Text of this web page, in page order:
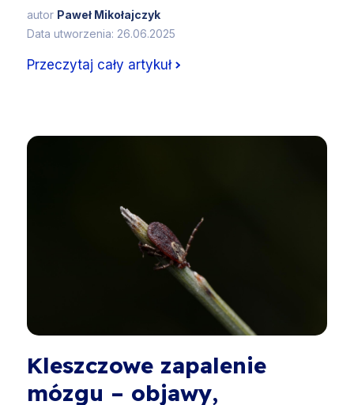
autor Paweł Mikołajczyk
Data utworzenia: 26.06.2025
Przeczytaj cały artykuł
Kleszczowe zapalenie
mózgu – objawy,